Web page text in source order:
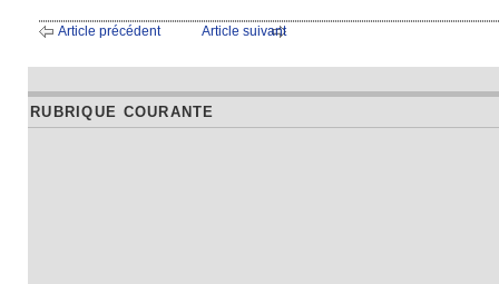
Article précédent Article suivant
RUBRIQUE COURANTE